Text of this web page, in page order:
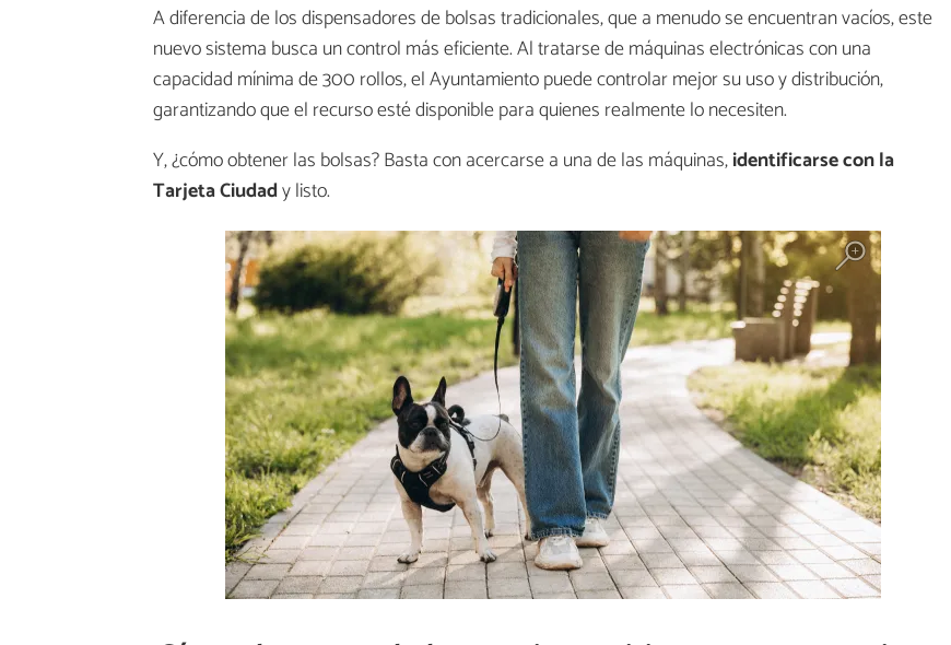
A diferencia de los dispensadores de bolsas tradicionales, que a menudo se encuentran vacíos, este
nuevo sistema busca un control más eficiente. Al tratarse de máquinas electrónicas con una
capacidad mínima de 300 rollos, el Ayuntamiento puede controlar mejor su uso y distribución,
garantizando que el recurso esté disponible para quienes realmente lo necesiten.
Y, ¿cómo obtener las bolsas? Basta con acercarse a una de las máquinas,identificarse con la
Tarjeta Ciudady listo.